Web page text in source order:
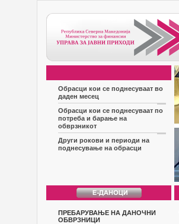
Обрасци кои се поднесуваат во
даден месец
Обрасци кои се поднесуваат по
потреба и барање на
обврзникот
Други рокови и периоди на
поднесување на обрасци
ПРЕБАРУВАЊЕ НА ДАНОЧНИ
ОБВРЗНИЦИ